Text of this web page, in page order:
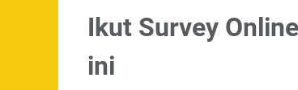
Ikut Survey
ini